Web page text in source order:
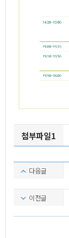
첨부파일1
다음글
이전글